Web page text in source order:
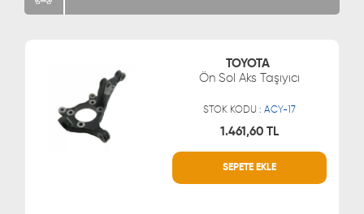
TOYOTA
Ön Sol Aks Taşıyıcı
STOK KODU : ACY-17
1.461,60 TL
SEPETE EKLE
MÜŞTERİ HİZMETLERİ